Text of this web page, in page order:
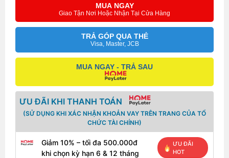
MUA NGAY
Giao Tận Nơi Hoặc Nhận Tại Cửa Hàng
TRẢ GÓP QUA THẺ
Visa, Master, JCB
MUA NGAY - TRẢ SAU
ƯU ĐÃI KHI THANH TOÁN
(SỬ DỤNG KHI XÁC NHẬN KHOẢN VAY TRÊN TRANG CỦA TỔ
CHỨC TÀI CHÍNH)
Giảm 10% – tối đa 500.000đ
khi chọn kỳ hạn 6 & 12 tháng
ƯU ĐÃI
HOT